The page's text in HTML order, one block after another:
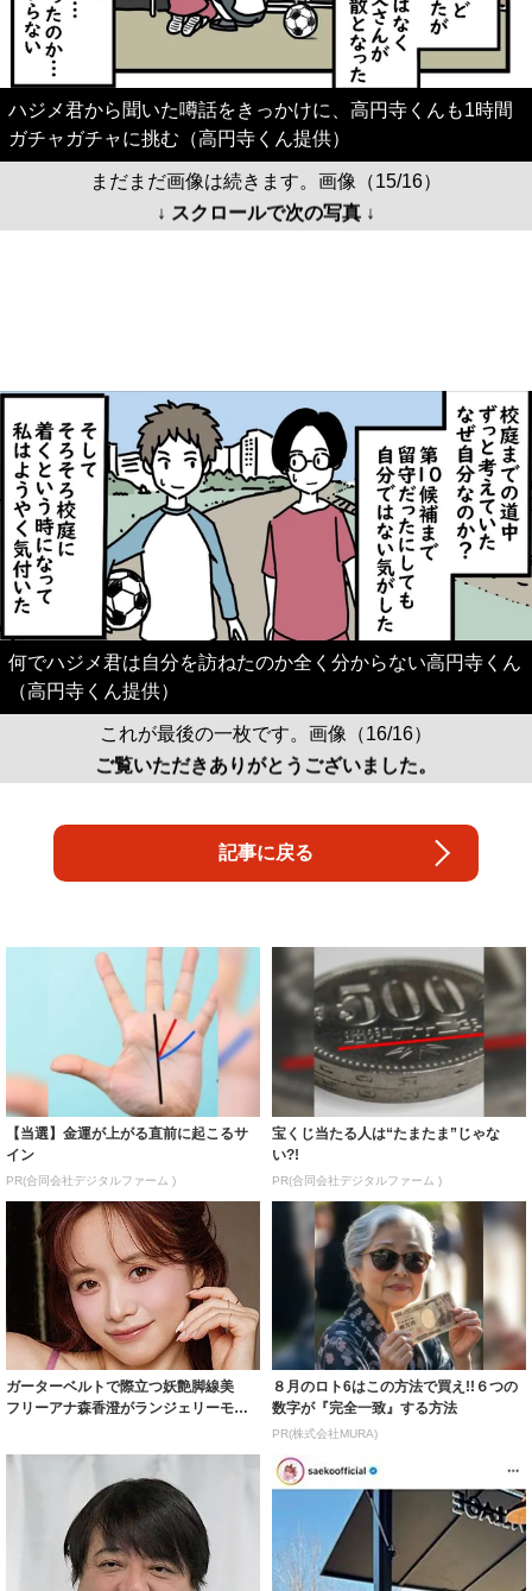
ハジメ君から聞いた噂話をきっかけに、高円寺くんも1時間
ガチャガチャに挑む（高円寺くん提供）
まだまだ画像は続きます。画像（15/16）
↓ スクロールで次の写真 ↓
何でハジメ君は自分を訪ねたのか全く分からない高円寺くん
（高円寺くん提供）
これが最後の一枚です。画像（16/16）
ご覧いただきありがとうございました。
記事に戻る
【当選】金運が上がる直前に起こるサ
イン
PR(合同会社デジタルファーム )
宝くじ当たる人は“たまたま”じゃな
い?!
PR(合同会社デジタルファーム )
ガーターベルトで際立つ妖艶脚線美
フリーアナ森香澄がランジェリーモデ
８月のロト6はこの方法で買え!!６つの
数字が『完全一致』する方法
PR(株式会社MURA)